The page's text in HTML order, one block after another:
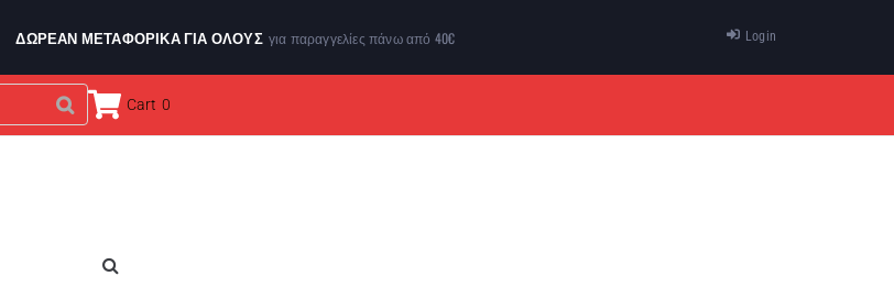
ΔΩΡΕΑΝ ΜΕΤΑΦΟΡΙΚΑ ΓΙΑ ΌΛΟΥΣ για παραγγελίες πάνω από 40€ Login
Cart 0